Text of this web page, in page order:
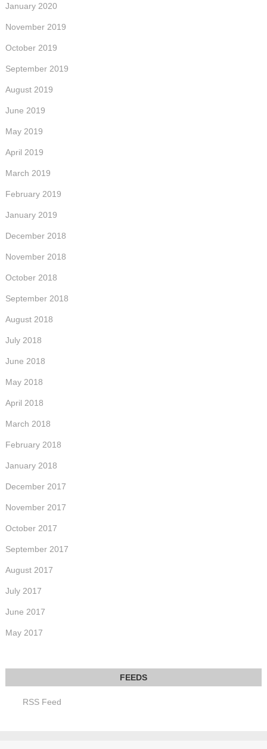
January 2020
November 2019
October 2019
September 2019
August 2019
June 2019
May 2019
April 2019
March 2019
February 2019
January 2019
December 2018
November 2018
October 2018
September 2018
August 2018
July 2018
June 2018
May 2018
April 2018
March 2018
February 2018
January 2018
December 2017
November 2017
October 2017
September 2017
August 2017
July 2017
June 2017
May 2017
RSS Feed